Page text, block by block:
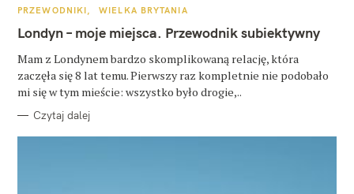
K
T
E
O
R
I
PRZEWODNIKI WIELKA BRYTANIA
Londyn – moje miejsca. Przewodnik subiektywny
Mam z Londynem bardzo skomplikowaną relację, która
zaczęła się 8 lat temu. Pierwszy raz kompletnie nie podobało
mi się w tym mieście: wszystko było drogie,..
Czytaj dalej